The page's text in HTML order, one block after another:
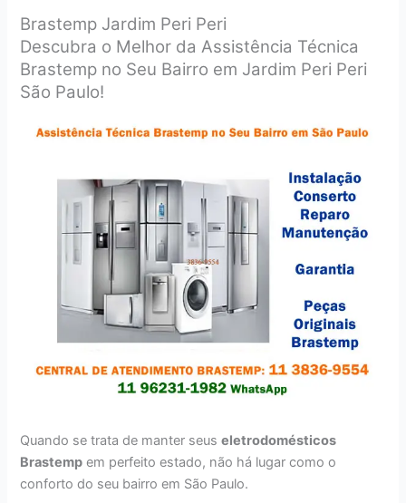
Brastemp Jardim Peri Peri
Descubra o Melhor da Assistência Técnica
Brastemp no Seu Bairro em Jardim Peri Peri
São Paulo!
Quando se trata de manter seuseletrodomésticos
Brastemp em perfeito estado, não há lugar como o
conforto do seu bairro em São Paulo.